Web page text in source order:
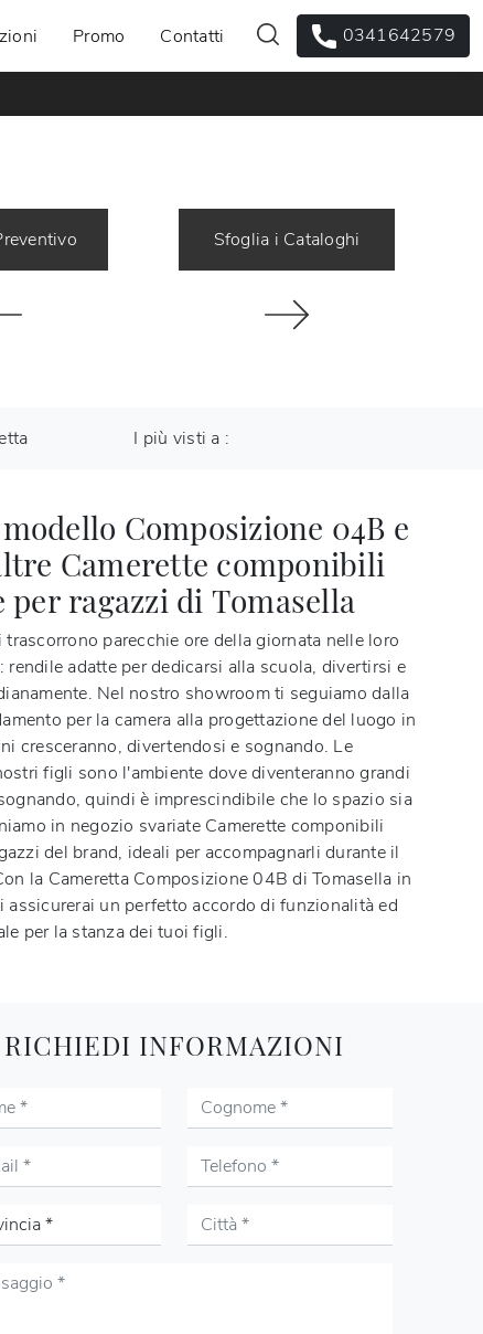
Promo Contatti 0341642579
Sfoglia i Cataloghi
I più visti a :
Composizione 04B e
Camerette componibili
per ragazzi di Tomasella
parecchie ore della giornata nelle loro
rendile adatte per dedicarsi alla scuola, divertirsi e
Nel nostro showroom ti seguiamo dalla
per la camera alla progettazione del luogo in
cresceranno, divertendosi e sognando. Le
figli sono l'ambiente dove diventeranno grandi
quindi è imprescindibile che lo spazio sia
in negozio svariate Camerette componibili
del brand, ideali per accompagnarli durante il
la Cameretta Composizione 04B di Tomasella in
assicurerai un perfetto accordo di funzionalità ed
per la stanza dei tuoi figli.
RICHIEDI INFORMAZIONI